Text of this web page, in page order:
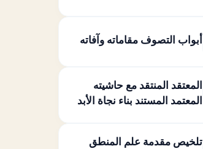
أبواب التصوف مقاماته وآفاته
المعتقد المنتقد مع حاشيته
المعتمد المستند بناء نجاة الأبد
تلخيص مقدمة علم المنطق